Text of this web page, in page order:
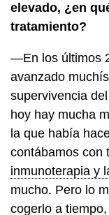
elevado, ¿en
tratamiento?
—En los últimos
avanzado
supervivencia
hoy hay mucha
la que había
contábamos con
inmunoterapia y
mucho. Pero lo
cogerlo a